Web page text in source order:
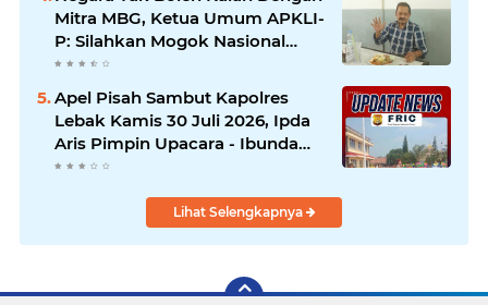
Mitra MBG, Ketua Umum APKLI-
P: Silahkan Mogok Nasional
Ganti Kantin Sekolah
Apel Pisah Sambut Kapolres
Lebak Kamis 30 Juli 2026, Ipda
Aris Pimpin Upacara - Ibunda
Kapolres Baru Turut Hadir
Lihat Selengkapnya